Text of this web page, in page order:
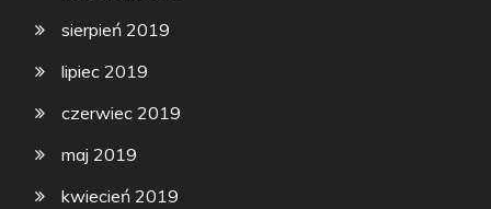
sierpień 2019
lipiec 2019
czerwiec 2019
maj 2019
kwiecień 2019